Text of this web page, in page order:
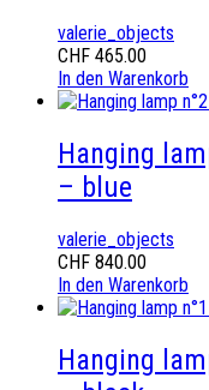
valerie_objects
CHF 465.00
In den Warenkorb
Hanging
– blue
valerie_objects
CHF 840.00
In den Warenkorb
Hanging